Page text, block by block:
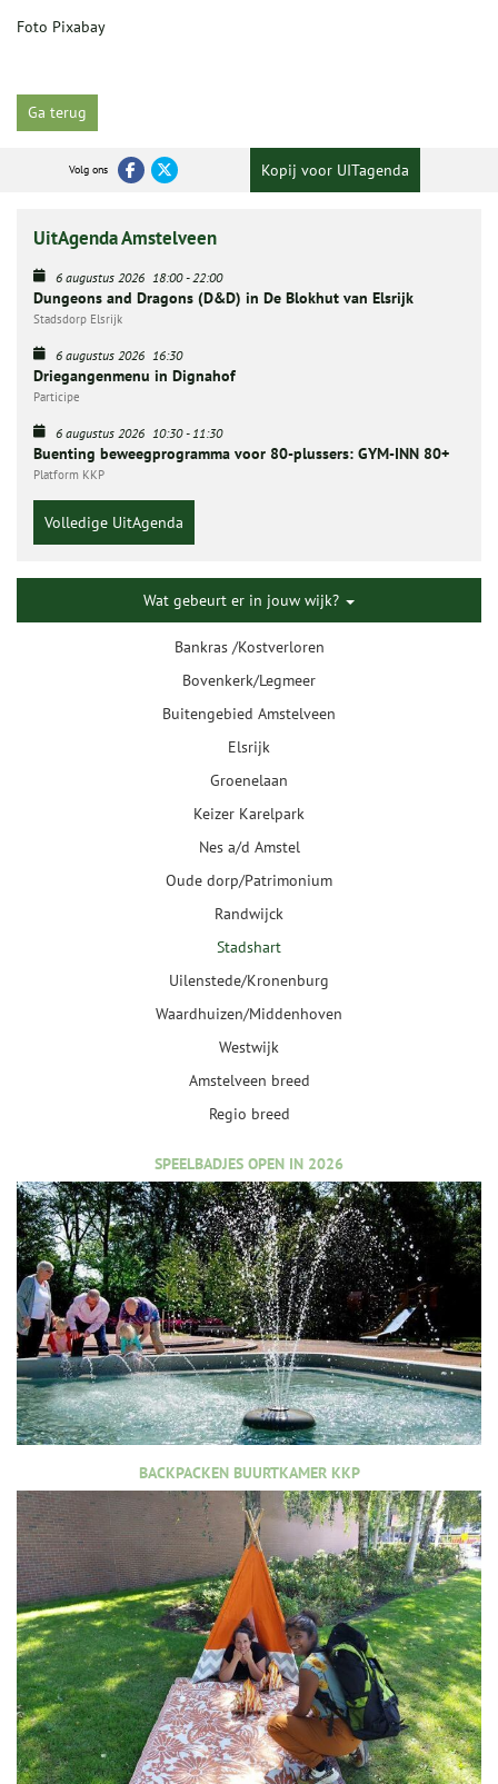
Foto Pixabay
Ga terug
Volg ons Kopij voor UITagenda
UitAgenda Amstelveen
6 augustus 2026 18:00-22:00
Dungeons and Dragons (D&D) in De Blokhut van Elsrijk
Stadsdorp Elsrijk
6 augustus 2026 16:30
Driegangenmenu in Dignahof
Participe
6 augustus 2026 10:30-11:30
Buenting beweegprogramma voor 80-plussers: GYM-INN 80+
Platform KKP
Volledige UitAgenda
Wat gebeurt er in jouw wijk?
Bankras /Kostverloren
Bovenkerk/Legmeer
Buitengebied Amstelveen
Elsrijk
Groenelaan
Keizer Karelpark
Nes a/d Amstel
Oude dorp/Patrimonium
Randwijck
Stadshart
Uilenstede/Kronenburg
Waardhuizen/Middenhoven
Westwijk
Amstelveen breed
Regio breed
SPEELBADJES OPEN IN 2026
BACKPACKEN BUURTKAMER KKP